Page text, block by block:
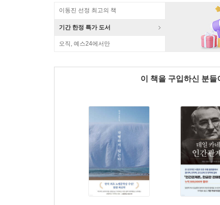
이동진 선정 최고의 책
기간 한정 특가 도서
오직, 예스24에서만
이 책을 구입하신 분